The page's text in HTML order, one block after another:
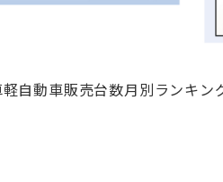
自動車販売台数月別ランキン